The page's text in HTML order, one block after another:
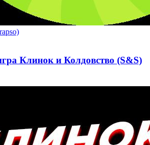
Клинок и Колдовство (S&S)